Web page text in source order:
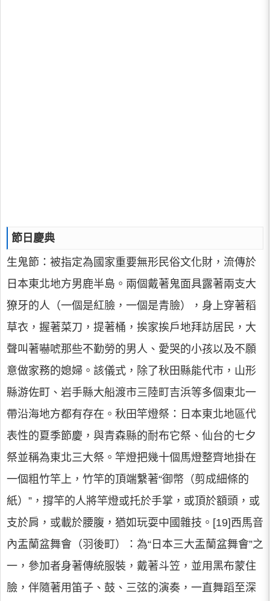
節日慶典
生鬼節：被指定為國家重要無形民俗文化財，流傳於
日本東北地方男鹿半島。兩個戴著鬼面具露著兩支大
獠牙的人（一個是紅臉，一個是青臉），身上穿著稻
草衣，握著菜刀，提著桶，挨家挨戶地拜訪居民，大
聲叫著嚇唬那些不勤勞的男人、愛哭的小孩以及不願
意做家務的媳婦。該儀式，除了秋田縣能代市，山形
縣游佐町、岩手縣大船渡市三陸町吉浜等多個東北一
帶沿海地方都有存在。秋田竿燈祭：日本東北地區代
表性的夏季節慶，與青森縣的耐布它祭、仙台的七夕
祭並稱為東北三大祭。竿燈把幾十個馬燈整齊地掛在
一個粗竹竿上，竹竿的頂端繫著“御幣（剪成細條的
紙）”，撐竿的人將竿燈或托於手掌，或頂於額頭，或
支於肩，或載於腰腹，猶如玩耍中國雜技。[19]西馬音
內盂蘭盆舞會（羽後町）：為“日本三大盂蘭盆舞會”之
一，參加者身著傳統服裝，戴著斗笠，並用黑布蒙住
臉，伴隨著用笛子、鼓、三弦的演奏，一直舞蹈至深